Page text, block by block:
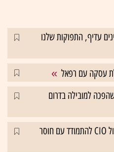
עדיף, התפוקות שלנו
עסקה עם רפאל
למובילה בדרום
מודל "הבית הטכנולוגי": כיצד יכול CIO להתמודד עם חוסר